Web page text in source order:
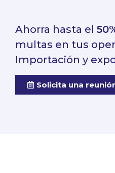
Ahorra hasta el
multas en tus
Importación y
Solicita una